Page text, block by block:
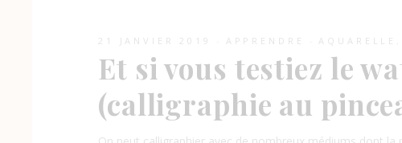
21 JANVIER 2019 APPRENDRE AQUARELLE
Et si vous testiez le
(calligraphie au